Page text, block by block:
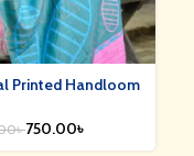
Printed Handloom
৳750.00৳